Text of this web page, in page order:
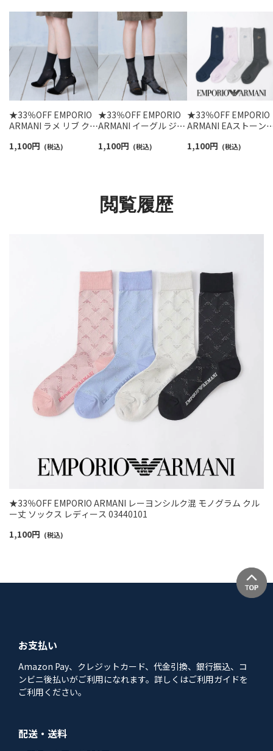
★33％OFF EMPORIO
ARMANI ラメ リブ クル
ス 日本製 03447100
1,100円 (税込)
★33％OFF EMPORIO
ARMANI イーグル ジャ
ス レディース 日本製
1,100円 (税込)
★33％OFF EMPORIO
ARMANI EAストーン
ス レディース 日本製
1,100円 (税込)
閲覧履歴
★33％OFF EMPORIO ARMANI レーヨンシルク混 モノグラム クル
ー丈 ソックス レディース 03440101
1,100円 (税込)
お支払い
Amazon Pay、クレジットカード、代金引換、銀行振込、コ
ンビニ後払いがご利用になれます。詳しくはご利用ガイドを
ご利用ください。
配送・送料